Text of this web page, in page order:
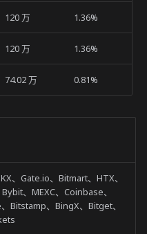
120 万 1.36%
120 万 1.36%
74.02 万 0.81%
、Gate.io、Bitmart、HTX、
、MEXC、Coinbase、
Bitstamp、BingX、Bitget、